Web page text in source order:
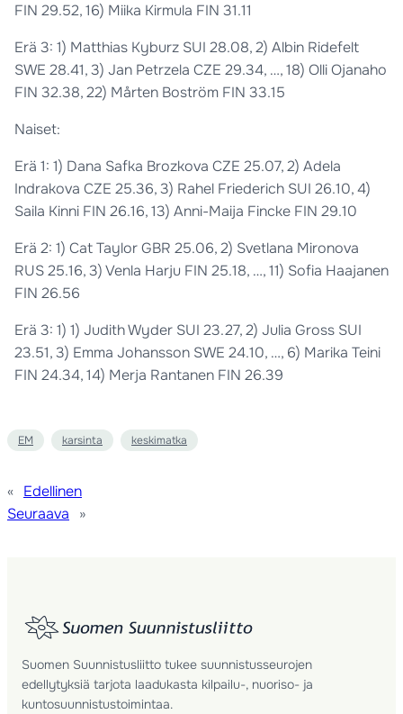
FIN 29.52, 16) Miika Kirmula FIN 31.11
Erä 3: 1) Matthias Kyburz SUI 28.08, 2) Albin Ridefelt
SWE 28.41, 3) Jan Petrzela CZE 29.34, …, 18) Olli Ojanaho
FIN 32.38, 22) Mårten Boström FIN 33.15
Naiset:
Erä 1: 1) Dana Safka Brozkova CZE 25.07, 2) Adela
Indrakova CZE 25.36, 3) Rahel Friederich SUI 26.10, 4)
Saila Kinni FIN 26.16, 13) Anni-Maija Fincke FIN 29.10
Erä 2: 1) Cat Taylor GBR 25.06, 2) Svetlana Mironova
RUS 25.16, 3) Venla Harju FIN 25.18, …, 11) Sofia Haajanen
FIN 26.56
Erä 3: 1) 1) Judith Wyder SUI 23.27, 2) Julia Gross SUI
23.51, 3) Emma Johansson SWE 24.10, …, 6) Marika Teini
FIN 24.34, 14) Merja Rantanen FIN 26.39
EM karsinta keskimatka
« Edellinen
Seuraava
»
Suomen Suunnistusliitto tukee suunnistusseurojen
edellytyksiä tarjota laadukasta kilpailu-, nuoriso- ja
kuntosuunnistustoimintaa.